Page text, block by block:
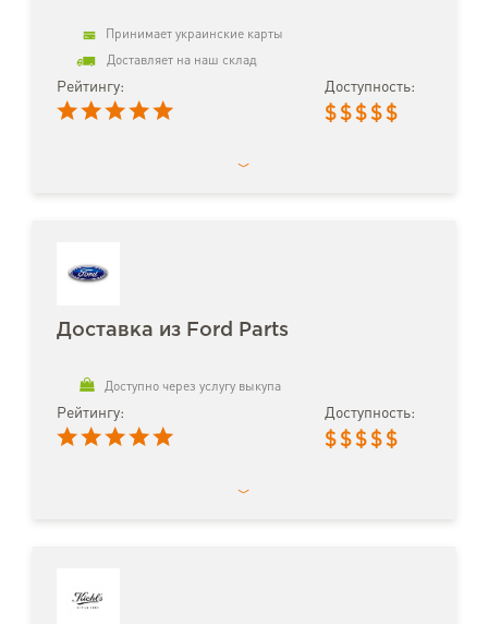
Принимает украинские карты
Доставляет на наш склад
Рейтингу: Доступность:
$ $ $ $ $
Доставка из Ford Parts
Доступно через услугу выкупа
Рейтингу: Доступность:
$ $ $ $ $